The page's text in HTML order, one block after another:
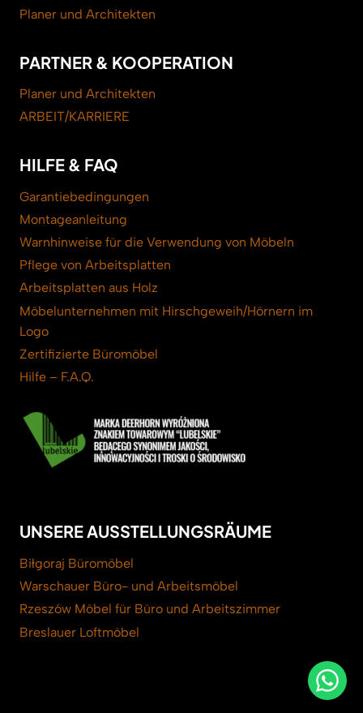
Planer und Architekten
PARTNER & KOOPERATION
Planer und Architekten
ARBEIT/KARRIERE
HILFE & FAQ
Garantiebedingungen
Montageanleitung
Warnhinweise für die Verwendung von Möbeln
Pflege von Arbeitsplatten
Arbeitsplatten aus Holz
Möbelunternehmen mit Hirschgeweih/Hörnern im
Logo
Zertifizierte Büromöbel
Hilfe – F.A.Q.
UNSERE AUSSTELLUNGSRÄUME
Biłgoraj Büromöbel
Warschauer Büro- und Arbeitsmöbel
Rzeszów Möbel für Büro und Arbeitszimmer
Breslauer Loftmöbel